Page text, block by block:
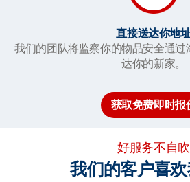
直接送达你地
我们的团队将监察你的物品安全通
达你的新家。
获取免费即时报
好服务不自吹
我们的客户喜欢